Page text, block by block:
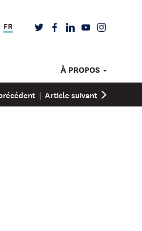
FR TWITTERFACEBOOK
LINKEDIN
YOUTUBEINSTAGRAM
À PROPOS
| Article suivant